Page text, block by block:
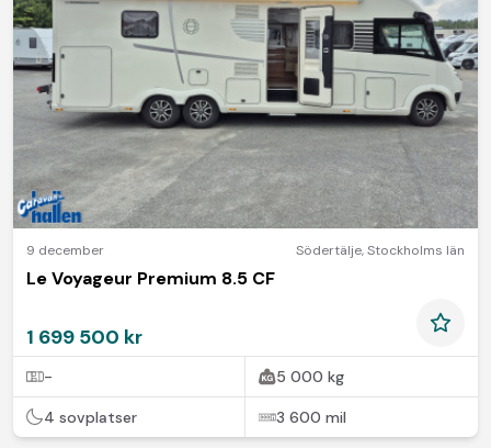
9 december Södertälje,Stockholms län
Le Voyageur Premium 8.5 CF
1 699 500 kr
- 5 000 kg
4 sovplatser 3 600 mil